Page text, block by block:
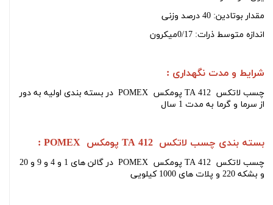
مقدار بوتادین: 40 درصد وزنی
اندازه متوسط ذرات: 0/17میکرون
شرایط و مدت نگهداری :
چسب لاتکس POMEX پومکس TA 412
در بسته بندی اولیه به دور
از سرما و گرما به مدت 1 سال
بسته بندی چسب لاتکس POMEX پومکس TA 412 :
چسب لاتکس POMEX پومکس TA 412 در گالن های 1 و
4 و 9 و 20
و بشکه 220 و پلات های 1000 کیلویی